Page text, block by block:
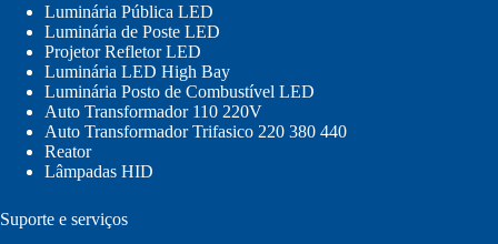
Luminária Pública LED
Luminária de Poste LED
Projetor Refletor LED
Luminária LED High Bay
Luminária Posto de Combustível LED
Auto Transformador 110 220V
Auto Transformador Trifasico 220 380 440
Reator
Lâmpadas HID
Suporte e serviços